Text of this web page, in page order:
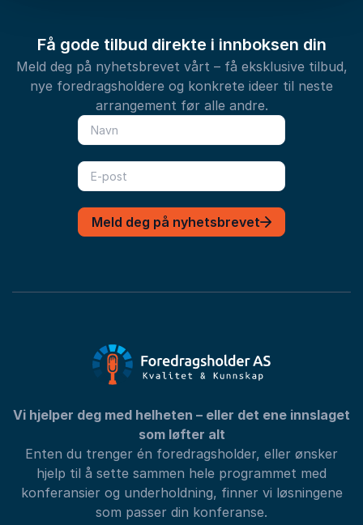
Få gode tilbud direkte i innboksen din
Meld deg på nyhetsbrevet vårt – få eksklusive tilbud,
nye foredragsholdere og konkrete ideer til neste
arrangement før alle andre.
Meld deg på nyhetsbrevet
Vi hjelper deg med helheten – eller det ene innslaget
som løfter alt
Enten du trenger én foredragsholder, eller ønsker
hjelp til å sette sammen hele programmet med
konferansier og underholdning, finner vi løsningene
som passer din konferanse.